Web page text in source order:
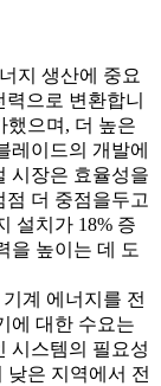
지 생산에 중요
으로 변환합니
했으며, 더 높은
레이드의 개발에
시장은 효율성을
더 중점을두고
설치가 18% 증
을 높이는 데 도
계 에너지를 전
에 대한 수요는
시스템의 필요성
낮은 지역에서 전